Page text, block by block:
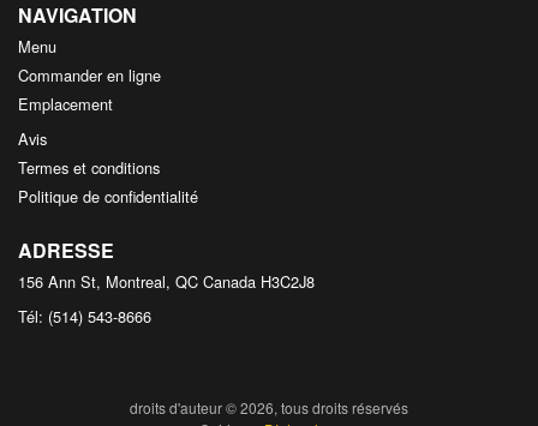
NAVIGATION
Menu
Commander en ligne
Emplacement
Avis
Termes et conditions
Politique de confidentialité
ADRESSE
156 Ann St, Montreal, QC Canada H3C2J8
Tél: (514) 543-8666
droits d'auteur © 2026, tous droits réservés